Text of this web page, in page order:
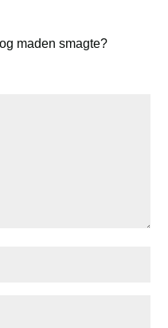
maden smagte?